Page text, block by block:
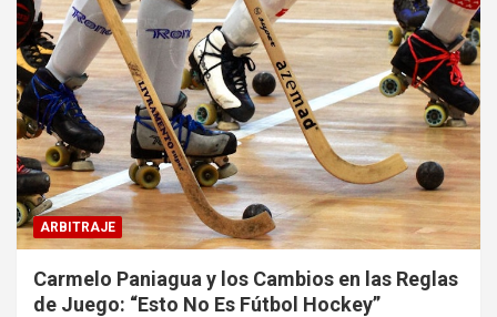
ARBITRAJE
Carmelo Paniagua y los Cambios en las Reglas
de Juego: “Esto No Es Fútbol Hockey”